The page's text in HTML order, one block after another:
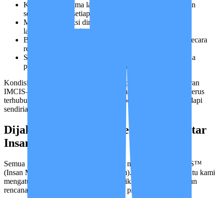
Keluarga menerima laporan kondisi dan aktivitas pasien
secara otomatis setiap harinya
Membantu deteksi dini perubahan kondisi agar dapat
langsung ditangani
Bapak/Ibu dapat memantau keadaan orang tersayang secara
real-time dari mana saja
Sistem otomatis memberikan peringatan darurat jika ada
perubahan kondisi yang mengkhawatirkan
Kondisi paliatif memang penuh ketidakpastian. Di sinilah peran
IMCIS—memastikan perawat, Case Manager, dan keluarga terus
terhubung, sehingga tidak ada momen berat yang harus dihadapi
sendirian.
Dijalankan Langsung oleh Sistem Pintar
Insan Medika
Semua program kami kelola secara rapi menggunakan IMCIS™
(Insan Medika Care Intelligence System). Sistem ini membantu kami
mengatur semuanya—mulai dari pemeriksaan awal, menyusun
rencana, sampai mengevaluasi jalannya program.